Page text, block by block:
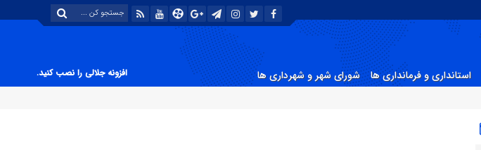
استانداری و فرمانداری ها شورای شهر و شهرداری ها
افزونه جلالی را نصب کنید.